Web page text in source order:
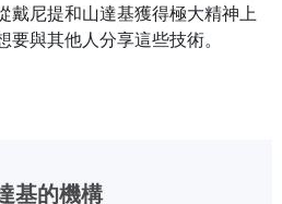
戴尼提和山達基獲得極大精神上
與其他人分享這些技術。
基的機構